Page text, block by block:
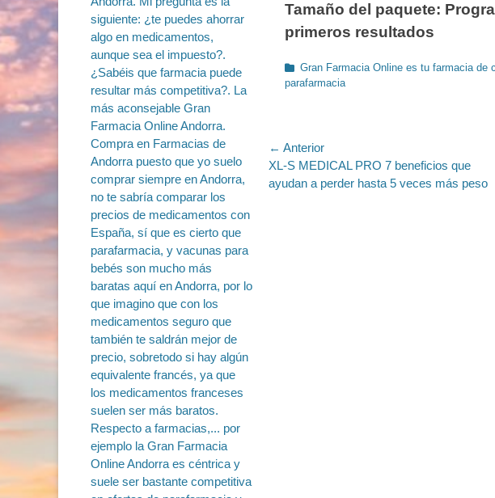
Tamaño del paquete:
primeros resultados
Categorías
Gran Farmacia Online es tu farmacia de
parafarmacia
Navegación
de
← Anterior
Entrada
anterior:
XL-S MEDICAL PRO 7 beneficios que
ayudan a perder hasta 5 veces más peso